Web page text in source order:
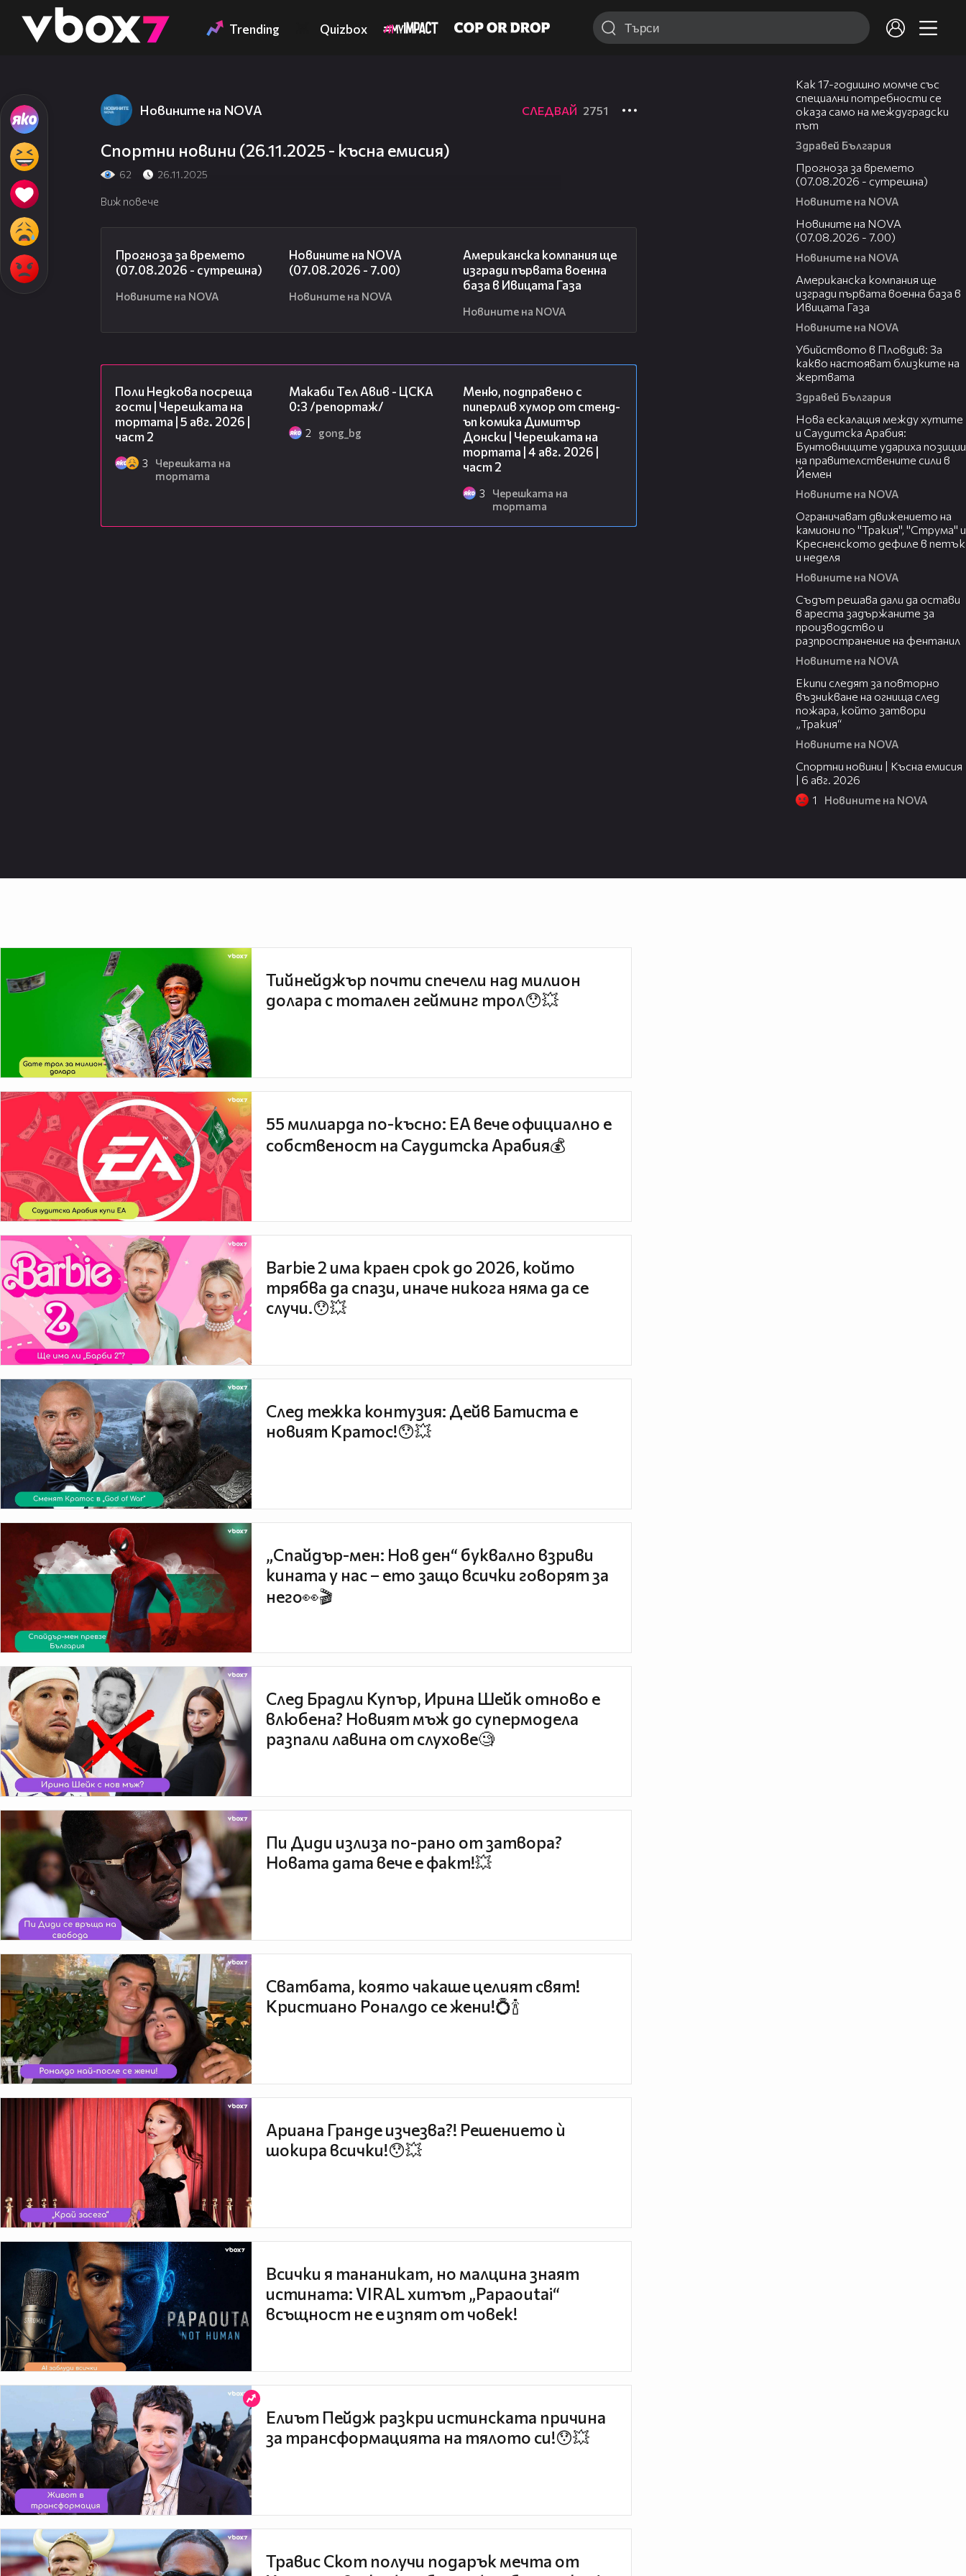
👾 Trending Quizbox
Новините на NOVA СЛЕДВАЙ 2751
Спортни новини (26.11.2025 - късна емисия)
62 26.11.2025
Виж повече
Прогноза за времето
(07.08.2026 - сутрешна)
Новините на NOVA
Новините на NOVA
(07.08.2026 - 7.00)
Новините на NOVA
Американска компания ще
изгради първата военна
база в Ивицата Газа
Новините на NOVA
Поли Недкова посреща
гости | Черешката на
тортата | 5 авг. 2026 |
част 2
3
Черешката на
тортата
Макаби Тел Авив - ЦСКА
0:3 /репортаж/
2 gong_bg
Меню, подправено с
пиперлив хумор от стенд-
ъп комика Димитър
Донски | Черешката на
тортата | 4 авг. 2026 |
част 2
3
Черешката на
тортата
Как 17-годишно момче със
специални потребности се
оказа само на междуградски
път
Здравей България
Прогноза за времето
(07.08.2026 - сутрешна)
Новините на NOVA
Новините на NOVA
(07.08.2026 - 7.00)
Новините на NOVA
Американска компания ще
изгради първата военна база в
Ивицата Газа
Новините на NOVA
Убийството в Пловдив: За
какво настояват близките на
жертвата
Здравей България
Нова ескалация между хутите
и Саудитска Арабия:
Бунтовниците удариха позиции
на правителствените сили в
Йемен
Новините на NOVA
Ограничават движението на
камиони по "Тракия", "Струма" и
Кресненското дефиле в петък
и неделя
Новините на NOVA
Съдът решава дали да остави
в ареста задържаните за
производство и
разпространение на фентанил
Новините на NOVA
Екипи следят за повторно
възникване на огнища след
пожара, който затвори
„Тракия“
Новините на NOVA
Спортни новини | Късна емисия
| 6 авг. 2026
1 Новините на NOVA
Тийнейджър почти спечели над милион
долара с тотален гейминг трол😯💥
55 милиарда по-късно: EA вече официално е
собственост на Саудитска Арабия💰
Barbie 2 има краен срок до 2026, който
трябва да спази, иначе никога няма да се
случи.😯💥
След тежка контузия: Дейв Батиста е
новият Кратос!😯💥
„Спайдър-мен: Нов ден“ буквално взриви
кината у нас – ето защо всички говорят за
него👀🎬
След Брадли Купър, Ирина Шейк отново е
влюбена? Новият мъж до супермодела
разпали лавина от слухове🧐
Пи Диди излиза по-рано от затвора?
Новата дата вече е факт!💥
Сватбата, която чакаше целият свят!
Кристиано Роналдо се жени!💍🍾
Ариана Гранде изчезва?! Решението ѝ
шокира всички!😯💥
Всички я тананикат, но малцина знаят
истината: VIRAL хитът „Papaoutai“
всъщност не е изпят от човек!
Елиът Пейдж разкри истинската причина
за трансформацията на тялото си!😯💥
Травис Скот получи подарък мечта от